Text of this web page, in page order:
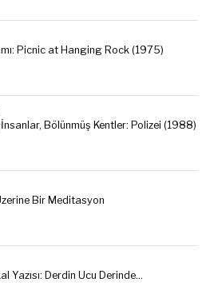
Picnic at Hanging Rock (1975)
İnsanlar, Bölünmüş Kentler: Polizei (1988)
Bir Meditasyon
Yazısı: Derdin Ucu Derinde…